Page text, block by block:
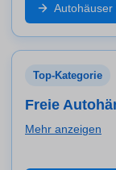
Service aus
und vergleiche
Autohäuser
Top-Kategorie
Freie
Mehr anzeigen
Große Auswahl